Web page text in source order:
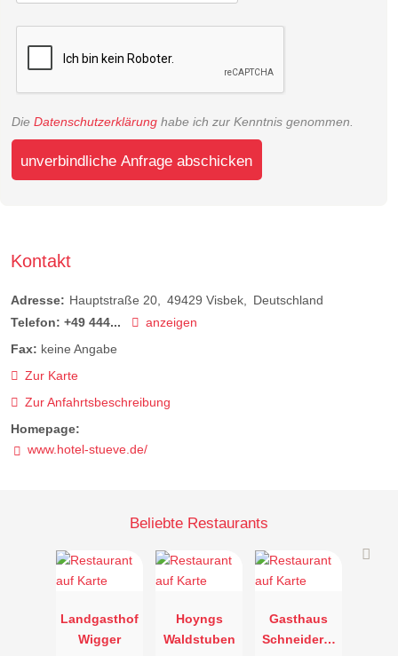
Die Datenschutzerklärung habe ich zur Kenntnis genommen.
unverbindliche Anfrage abschicken
Kontakt
Adresse: Hauptstraße 20 49429 Visbek
Deutschland
Telefon: +49 444...
anzeigen
Fax: keine Angabe
Zur Karte
Zur Anfahrtsbeschreibung
Homepage:
www.hotel-stueve.de/
Beliebte Restaurants
Landgasthof
Wigger
Hoyngs
Waldstuben
Gasthaus
Schneiderkr